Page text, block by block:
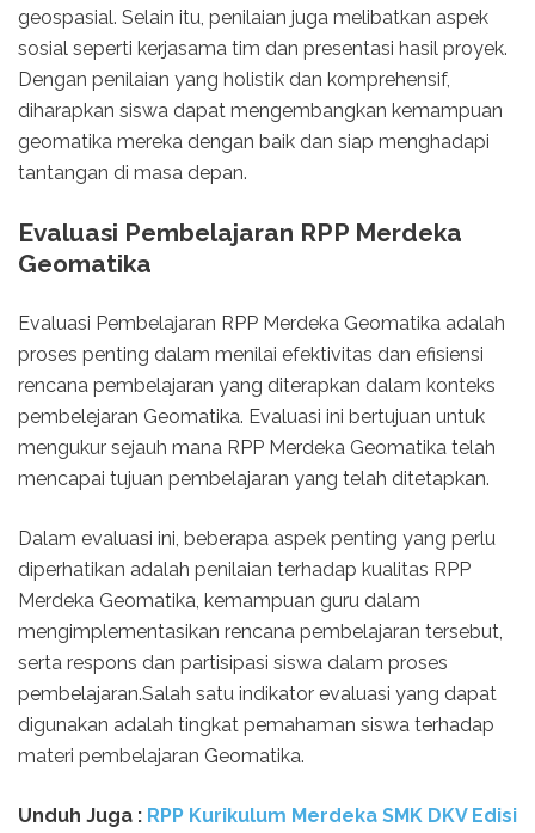
geospasial. Selain itu, penilaian juga melibatkan aspek
sosial seperti kerjasama tim dan presentasi hasil proyek.
Dengan penilaian yang holistik dan komprehensif,
diharapkan siswa dapat mengembangkan kemampuan
geomatika mereka dengan baik dan siap menghadapi
tantangan di masa depan.
Evaluasi Pembelajaran RPP Merdeka
Geomatika
Evaluasi Pembelajaran RPP Merdeka Geomatika adalah
proses penting dalam menilai efektivitas dan efisiensi
rencana pembelajaran yang diterapkan dalam konteks
pembelejaran Geomatika. Evaluasi ini bertujuan untuk
mengukur sejauh mana RPP Merdeka Geomatika telah
mencapai tujuan pembelajaran yang telah ditetapkan.
Dalam evaluasi ini, beberapa aspek penting yang perlu
diperhatikan adalah penilaian terhadap kualitas RPP
Merdeka Geomatika, kemampuan guru dalam
mengimplementasikan rencana pembelajaran tersebut,
serta respons dan partisipasi siswa dalam proses
pembelajaran.Salah satu indikator evaluasi yang dapat
digunakan adalah tingkat pemahaman siswa terhadap
materi pembelajaran Geomatika.
Unduh Juga : RPP Kurikulum Merdeka SMK DKV Edisi